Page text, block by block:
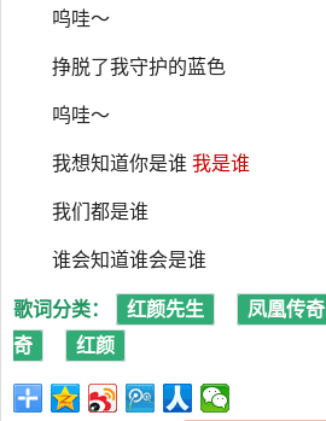
呜哇～
挣脱了我守护的蓝色
呜哇～
我想知道你是谁 我是谁
我们都是谁
谁会知道谁会是谁
歌词分类： 红颜先生 凤凰传奇
奇
红颜